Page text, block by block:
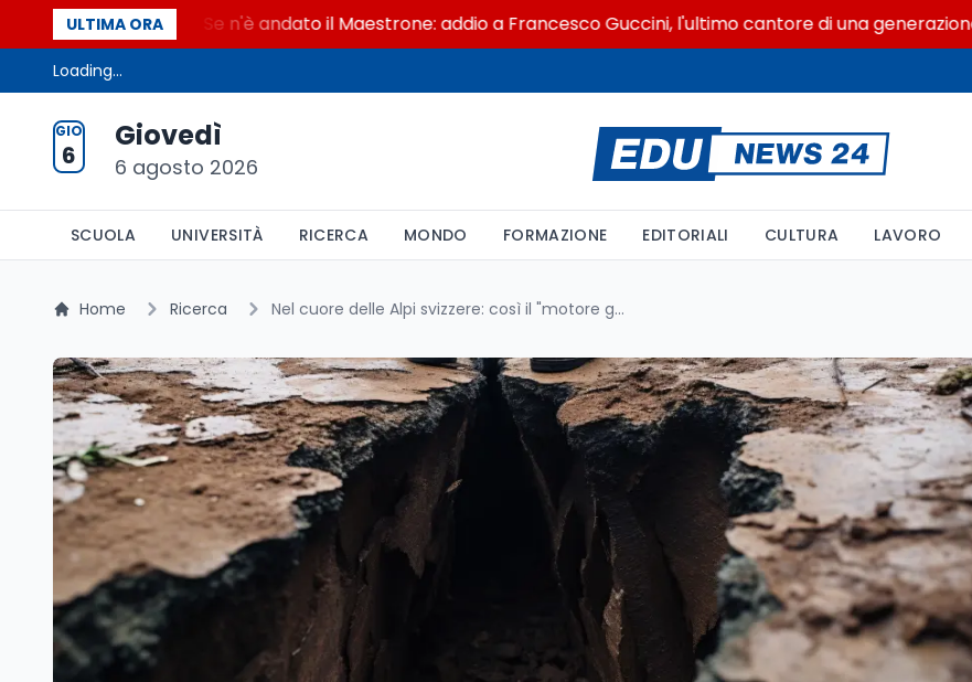
ULTIMA ORASe n'è andato il Maestrone: addio a Francesco Guccini, l'ultimo cantore di una generazione ribelle
Loading...
GIO
6
Giovedì
6 agosto 2026
SCUOLA UNIVERSITÀ RICERCA MONDO FORMAZIONE EDITORIALI CULTURA LAVORO
Home Ricerca Nel cuore delle Alpi svizzere: così il "motore geologico" attiva i sismi a grande profondità